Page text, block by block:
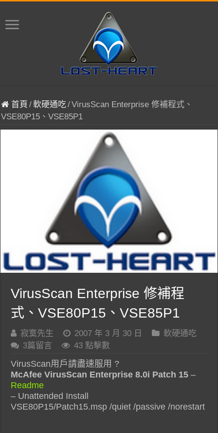
首頁 /軟硬通吃/VirusScan Enterprise 修補程式、
VSE80P15、VSE85P1
VirusScan Enterprise 修補程
式、VSE80P15、VSE85P1
寂寞先生 2007 年 3 月 30 日
軟硬通吃
3篇留言
43 點擊數
VirusScan用戶請盡速服用 ?
McAfee VirusScan Enterprise 8.0i Patch 15 –
Readme
– Unattended Install
VSE80P15/Patch15.msp /quiet /passive /norestart